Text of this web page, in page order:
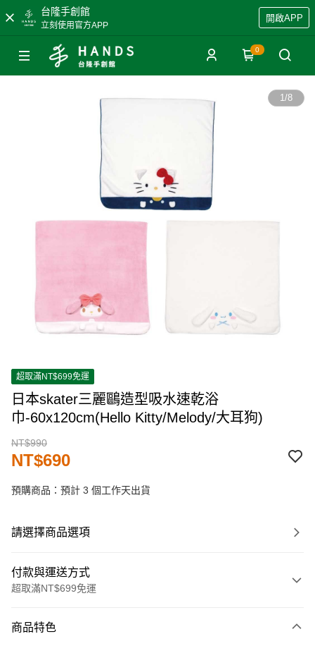
台隆手創館
立刻使用官方APP
開啟APP
0
1/8
超取滿NT$699免運
日本skater三麗鷗造型吸水速乾浴
巾-60x120cm(Hello Kitty/Melody/大耳狗)
NT$990
NT$690
預購商品：預計 3 個工作天出貨
請選擇商品選項
付款與運送方式
超取滿NT$699免運
信用卡一次付款
商品特色